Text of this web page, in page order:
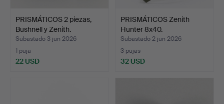
PRISMÁTICOS 2 piezas,
Bushnell y Zenith.
Subastado 3 jun 2026
1 puja
22 USD
PRISMÁTICOS Zenith
Hunter 8x40.
Subastado 2 jun 2026
3 pujas
32 USD